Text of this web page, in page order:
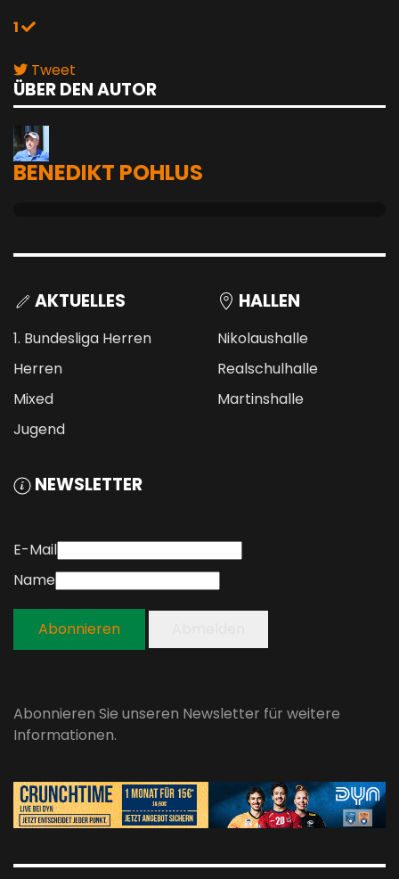
1
Tweet
pinterest
ÜBER DEN AUTOR
BENEDIKT POHLUS
AKTUELLES
1. Bundesliga Herren
Herren
Mixed
Jugend
HALLEN
Nikolaushalle
Realschulhalle
Martinshalle
NEWSLETTER
E-Mail
Name
Abonnieren
Abonnieren Sie unseren Newsletter für weitere
Informationen.